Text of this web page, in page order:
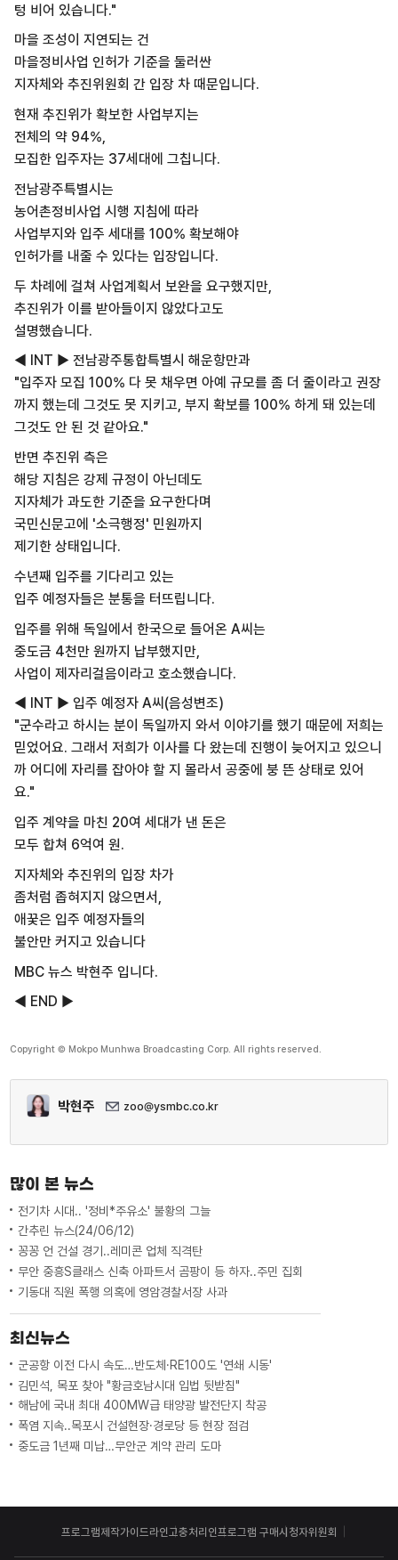
텅 비어 있습니다."
마을 조성이 지연되는 건
마을정비사업 인허가 기준을 둘러싼
지자체와 추진위원회 간 입장 차 때문입니다.
현재 추진위가 확보한 사업부지는
전체의 약 94%,
모집한 입주자는 37세대에 그칩니다.
전남광주특별시는
농어촌정비사업 시행 지침에 따라
사업부지와 입주 세대를 100% 확보해야
인허가를 내줄 수 있다는 입장입니다.
두 차례에 걸쳐 사업계획서 보완을 요구했지만,
추진위가 이를 받아들이지 않았다고도
설명했습니다.
◀ INT ▶ 전남광주통합특별시 해운항만과
"입주자 모집 100% 다 못 채우면 아예 규모를 좀 더 줄이라고 권장
까지 했는데 그것도 못 지키고, 부지 확보를 100% 하게 돼 있는데
그것도 안 된 것 같아요."
반면 추진위 측은
해당 지침은 강제 규정이 아닌데도
지자체가 과도한 기준을 요구한다며
국민신문고에 '소극행정' 민원까지
제기한 상태입니다.
수년째 입주를 기다리고 있는
입주 예정자들은 분통을 터뜨립니다.
입주를 위해 독일에서 한국으로 들어온 A씨는
중도금 4천만 원까지 납부했지만,
사업이 제자리걸음이라고 호소했습니다.
◀ INT ▶ 입주 예정자 A씨(음성변조)
"군수라고 하시는 분이 독일까지 와서 이야기를 했기 때문에 저희는
믿었어요. 그래서 저희가 이사를 다 왔는데 진행이 늦어지고 있으니
까 어디에 자리를 잡아야 할 지 몰라서 공중에 붕 뜬 상태로 있어
요."
입주 계약을 마친 20여 세대가 낸 돈은
모두 합쳐 6억여 원.
지자체와 추진위의 입장 차가
좀처럼 좁혀지지 않으면서,
애꿎은 입주 예정자들의
불안만 커지고 있습니다
MBC 뉴스 박현주 입니다.
◀ END ▶
Copyright © Mokpo Munhwa Broadcasting Corp. All rights reserved.
박현주 zoo@ysmbc.co.kr
많이 본 뉴스
전기차 시대.. '정비*주유소' 불황의 그늘
간추린 뉴스(24/06/12)
꽁꽁 언 건설 경기..레미콘 업체 직격탄
무안 중흥S클래스 신축 아파트서 곰팡이 등 하자..주민 집회
기동대 직원 폭행 의혹에 영암경찰서장 사과
최신뉴스
군공항 이전 다시 속도…반도체·RE100도 '연쇄 시동'
김민석, 목포 찾아 "황금호남시대 입법 뒷받침"
해남에 국내 최대 400MW급 태양광 발전단지 착공
폭염 지속..목포시 건설현장·경로당 등 현장 점검
중도금 1년째 미납…무안군 계약 관리 도마
프로그램제작가이드라인 고충처리인 프로그램 구매시청자위원회